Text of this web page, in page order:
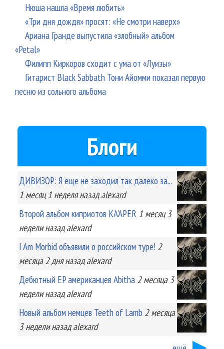
Нюша нашла «Время любить»
«Три дня дождя» просят: «Не смотри наверх»
Ариана Гранде выпустила «злобный» альбом
«Petal»
Филипп Киркоров сходит с ума от «Луизы»
Гитарист Black Sabbath Тони Айомми показал первую
песню из сольного альбома
Блоги
ДИВИЗОР: Я еще не заходил так далеко за...
1 месяц 1 неделяназад alexard
Второй альбом киприотов KA'APER 1 месяц 3
неделиназад alexard
I Am Morbid объявили о российском туре! 2
месяца 2 дняназад alexard
Дебютный EP американцев Abitha 2 месяца 3
неделиназад alexard
Новый альбом немцев Teeth of Lamb 2 месяца
3 неделиназад alexard